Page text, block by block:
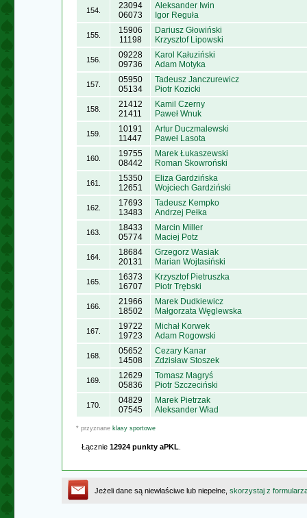
154.
23094
06073
Aleksander Iwin
Igor Reguła
155.
15906
11198
Dariusz Głowiński
Krzysztof Lipowski
156.
09228
09736
Karol Kałuziński
Adam Motyka
157.
05950
05134
Tadeusz Janczurewicz
Piotr Kozicki
158.
21412
21411
Kamil Czerny
Paweł Wnuk
159.
10191
11447
Artur Duczmalewski
Paweł Lasota
160.
19755
08442
Marek Łukaszewski
Roman Skowroński
161.
15350
12651
Eliza Gardzińska
Wojciech Gardziński
162.
17693
13483
Tadeusz Kempko
Andrzej Pełka
163.
18433
05774
Marcin Miller
Maciej Potz
164.
18684
20131
Grzegorz Wasiak
Marian Wojtasiński
165.
16373
16707
Krzysztof Pietruszka
Piotr Trębski
166.
21966
18502
Marek Dudkiewicz
Małgorzata Węglewska
167.
19722
19723
Michał Korwek
Adam Rogowski
168.
05652
14508
Cezary Kanar
Zdzisław Stoszek
169.
12629
05836
Tomasz Magryś
Piotr Szczeciński
170.
04829
07545
Marek Pietrzak
Aleksander Wład
* przyznane klasy sportowe
Łącznie 12924 punkty aPKL
Jeżeli dane są niewłaściwe lub niepełne, skorzystaj z